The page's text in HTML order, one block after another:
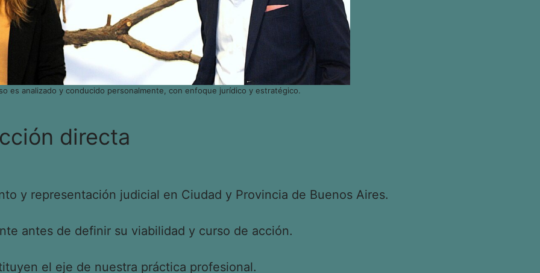
es analizado y conducido personalmente, con enfoque jurídico y estratégico.
directa
y representación judicial en Ciudad y Provincia de Buenos Aires.
antes de definir su viabilidad y curso de acción.
el eje de nuestra práctica profesional.